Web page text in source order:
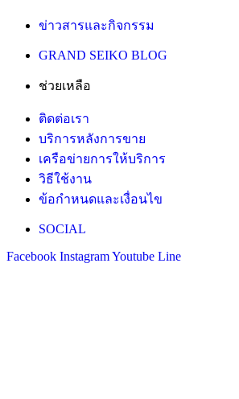
ข่าวสารและกิจกรรม
GRAND SEIKO BLOG
ช่วยเหลือ
ติดต่อเรา
บริการหลังการขาย
เครือข่ายการให้บริการ
วิธีใช้งาน
ข้อกำหนดและเงื่อนไข
SOCIAL
Facebook InstagramYoutube Line